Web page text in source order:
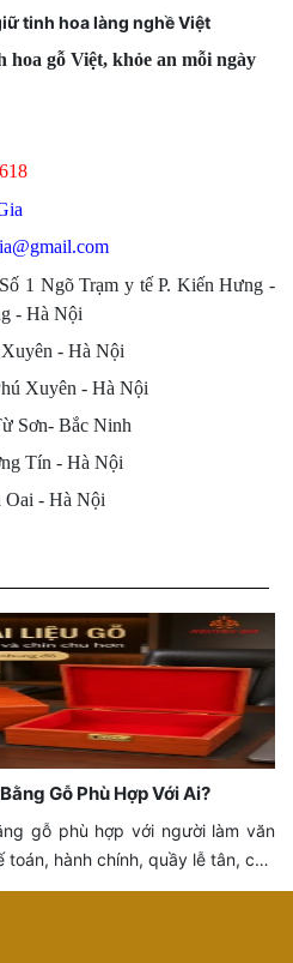
tinh hoa làng nghề Việt
gỗ Việt, khỏe an mỗi ngày
Số 1 Ngõ Trạm y tế P. Kiến Hưng -
- Hà Nội
- Hà Nội
Xuyên - Hà Nội
Sơn- Bắc Ninh
Tín - Hà Nội
Oai - Hà Nội
Có Gì Khác Hộp Thông
gì khác hộp thông thường? Tìm
gỗ chỉn chu, lót nhung đỏ, hình
bàn làm việc, văn phòng.